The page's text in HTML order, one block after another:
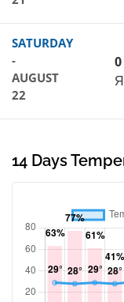
SATURDAY
-
AUGUST
22
0
14 Days